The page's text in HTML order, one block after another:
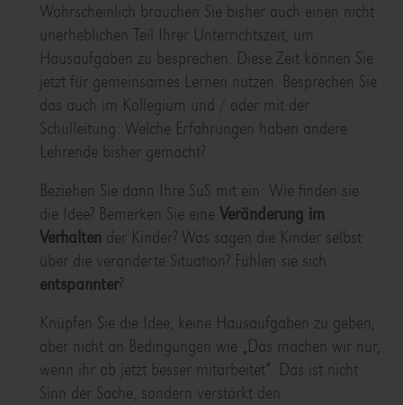
Wahrscheinlich brauchen Sie bisher auch einen nicht
unerheblichen Teil Ihrer Unterrichtszeit, um
Hausaufgaben zu besprechen. Diese Zeit können Sie
jetzt für gemeinsames Lernen nutzen. Besprechen Sie
das auch im Kollegium und / oder mit der
Schulleitung: Welche Erfahrungen haben andere
Lehrende bisher gemacht?
Beziehen Sie dann Ihre SuS mit ein: Wie finden sie
die Idee? Bemerken Sie eine Veränderung im
Verhalten der Kinder? Was sagen die Kinder selbst
über die veränderte Situation? Fühlen sie sich
entspannter?
Knüpfen Sie die Idee, keine Hausaufgaben zu geben,
aber nicht an Bedingungen wie „Das machen wir nur,
wenn ihr ab jetzt besser mitarbeitet“. Das ist nicht
Sinn der Sache, sondern verstärkt den